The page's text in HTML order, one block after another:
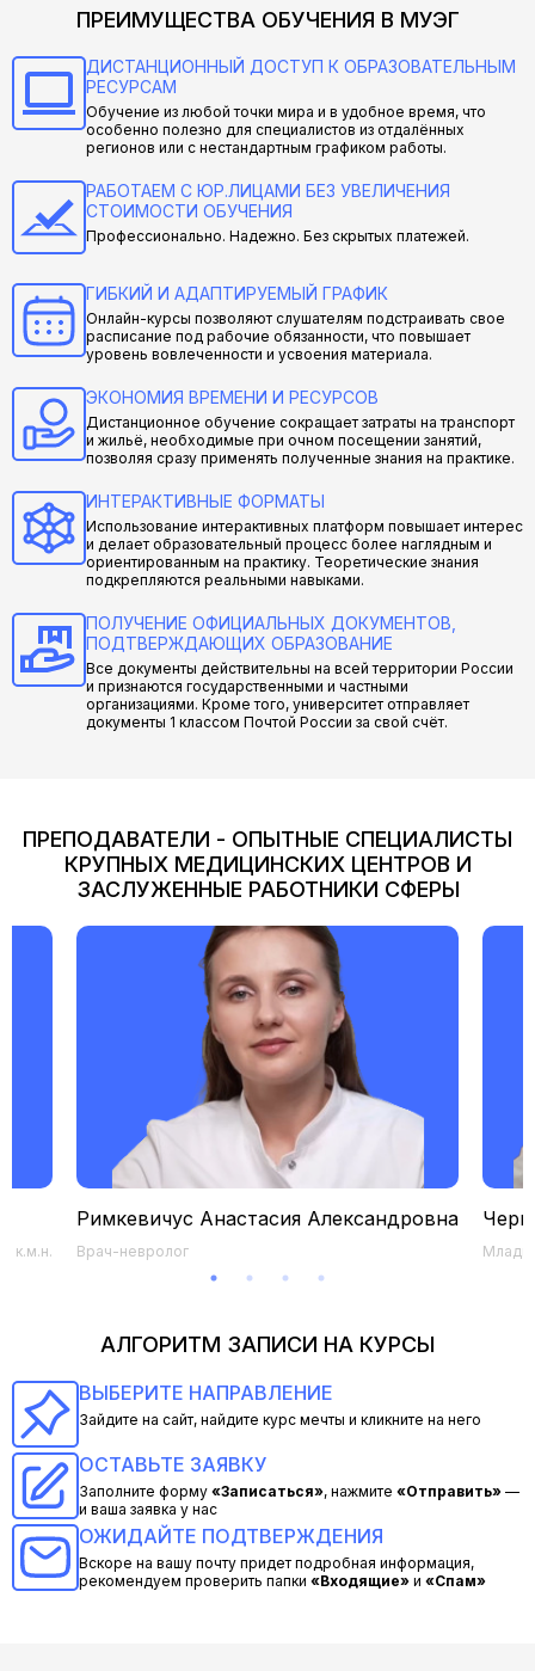
ПРЕИМУЩЕСТВА ОБУЧЕНИЯ В МУЭГ
ДИСТАНЦИОННЫЙ ДОСТУП К ОБРАЗОВАТЕЛЬНЫМ
РЕСУРСАМ
Обучение из любой точки мира и в удобное время, что
особенно полезно для специалистов из отдалённых
регионов или с нестандартным графиком работы.
РАБОТАЕМ С ЮР.ЛИЦАМИ БЕЗ УВЕЛИЧЕНИЯ
СТОИМОСТИ ОБУЧЕНИЯ
Профессионально. Надежно. Без скрытых платежей.
ГИБКИЙ И АДАПТИРУЕМЫЙ ГРАФИК
Онлайн-курсы позволяют слушателям подстраивать свое
расписание под рабочие обязанности, что повышает
уровень вовлеченности и усвоения материала.
ЭКОНОМИЯ ВРЕМЕНИ И РЕСУРСОВ
Дистанционное обучение сокращает затраты на транспорт
и жильё, необходимые при очном посещении занятий,
позволяя сразу применять полученные знания на практике.
ИНТЕРАКТИВНЫЕ ФОРМАТЫ
Использование интерактивных платформ повышает интерес
и делает образовательный процесс более наглядным и
ориентированным на практику. Теоретические знания
подкрепляются реальными навыками.
ПОЛУЧЕНИЕ ОФИЦИАЛЬНЫХ ДОКУМЕНТОВ,
ПОДТВЕРЖДАЮЩИХ ОБРАЗОВАНИЕ
Все документы действительны на всей территории России
и признаются государственными и частными
организациями. Кроме того, университет отправляет
документы 1 классом Почтой России за свой счёт.
ПРЕПОДАВАТЕЛИ - ОПЫТНЫЕ СПЕЦИАЛИСТЫ
КРУПНЫХ МЕДИЦИНСКИХ ЦЕНТРОВ И
ЗАСЛУЖЕННЫЕ РАБОТНИКИ СФЕРЫ
к.м.н.
Римкевичус Анастасия Александровна
Врач-невролог
АЛГОРИТМ ЗАПИСИ НА КУРСЫ
ВЫБЕРИТЕ НАПРАВЛЕНИЕ
Зайдите на сайт, найдите курс мечты и кликните на него
ОСТАВЬТЕ ЗАЯВКУ
Заполните форму «Записаться», нажмите «Отправить» —
и ваша заявка у нас
ОЖИДАЙТЕ ПОДТВЕРЖДЕНИЯ
Вскоре на вашу почту придет подробная информация,
рекомендуем проверить папки «Входящие» и «Спам»